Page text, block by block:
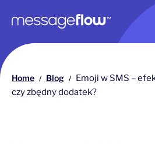
Główna nawigacja
Home / Blog / Emoji w SMS –
czy zbędny dodatek?